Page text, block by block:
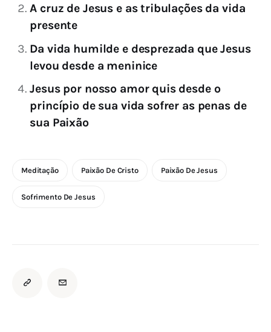
A cruz de Jesus e as tribulações da vida
presente
Da vida humilde e desprezada que Jesus
levou desde a meninice
Jesus por nosso amor quis desde o
princípio de sua vida sofrer as penas de
sua Paixão
Meditação Paixão De Cristo Paixão De Jesus
Sofrimento De Jesus